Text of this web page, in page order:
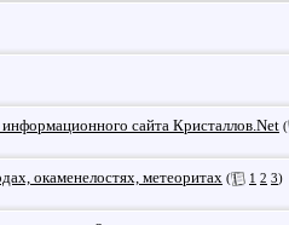
сайта Кристаллов.Net (
окаменелостях, метеоритах ( 1 2 3)